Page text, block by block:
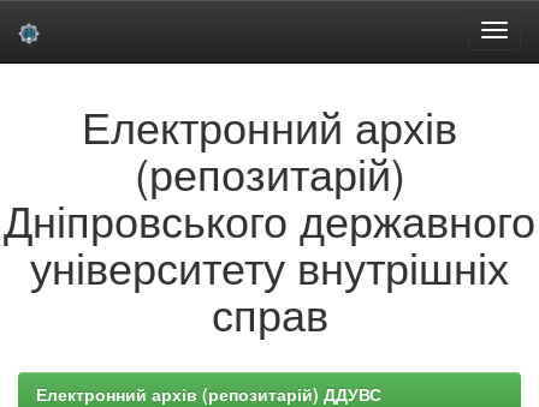
Електронний архів
(репозитарій)
Дніпровського державного
університету внутрішніх
справ
Електронний архів (репозитарій) ДДУВС